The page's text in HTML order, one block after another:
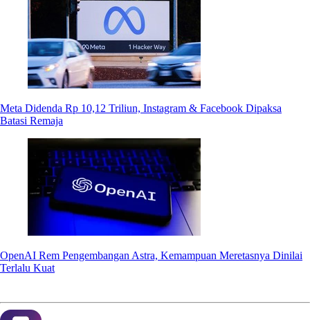
Meta Didenda Rp 10,12 Triliun, Instagram & Facebook Dipaksa
Batasi Remaja
OpenAI Rem Pengembangan Astra, Kemampuan Meretasnya Dinilai
Terlalu Kuat